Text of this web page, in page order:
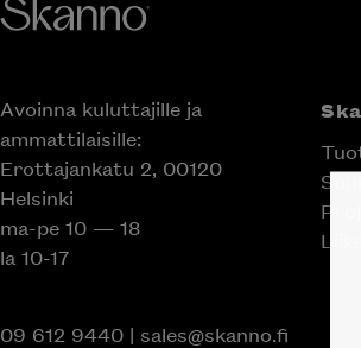
Avoinna kuluttajille ja
ammattilaisille:
Erottajankatu 2, 00120
Helsinki
ma-pe 10 — 18
la 10-17
09 612 9440| sales@skanno.fi